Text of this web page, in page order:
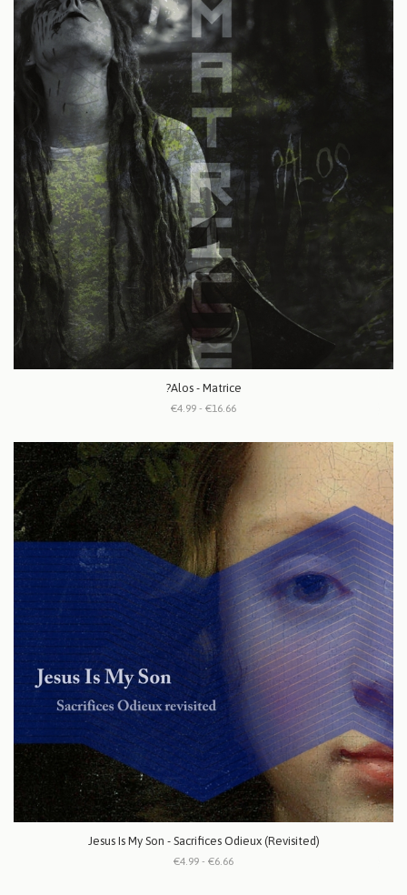
?Alos - Matrice
€4.99 - €16.66
Jesus Is My Son - Sacrifices Odieux (Revisited)
€4.99 - €6.66